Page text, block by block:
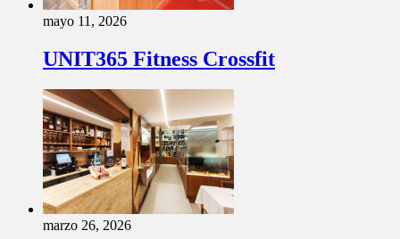
mayo 11, 2026
UNIT365 Fitness Crossfit
marzo 26, 2026